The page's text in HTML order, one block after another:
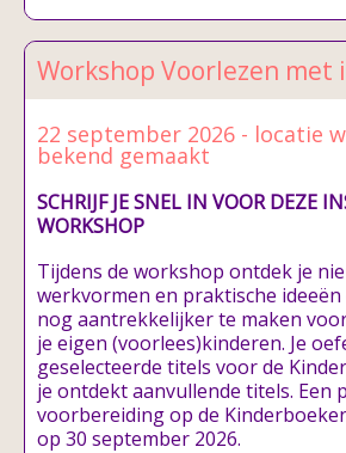
Workshop Voorlezen met
22 september 2026 - locatie
bekend gemaakt
SCHRIJF JE SNEL IN VOOR DEZE
WORKSHOP
Tijdens de workshop ontdek je
werkvormen en praktische
nog aantrekkelijker te maken
je eigen (voorlees)kinderen. Je
geselecteerde titels voor de
je ontdekt aanvullende titels. Een
voorbereiding op de
op 30 september 2026.